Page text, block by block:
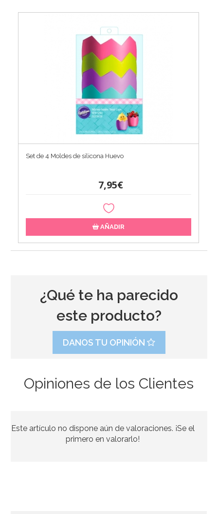
Set de 4 Moldes de silicona Huevo
7,95€
AÑADIR
19,95€
¿Qué te ha parecido
este producto?
DANOS TU OPINIÓN
Opiniones de los Clientes
Este artículo no dispone aún de valoraciones. ¡Se el
primero en valorarlo!